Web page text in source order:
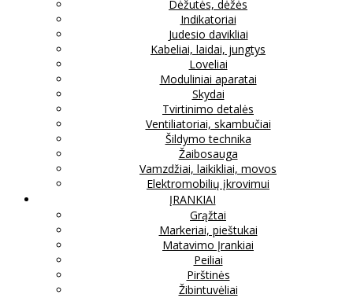
Dėžutės, dėžės
Indikatoriai
Judesio davikliai
Kabeliai, laidai, jungtys
Loveliai
Moduliniai aparatai
Skydai
Tvirtinimo detalės
Ventiliatoriai, skambučiai
Šildymo technika
Žaibosauga
Vamzdžiai, laikikliai, movos
Elektromobilių įkrovimui
ĮRANKIAI
Grąžtai
Markeriai, pieštukai
Matavimo Įrankiai
Peiliai
Pirštinės
Žibintuvėliai